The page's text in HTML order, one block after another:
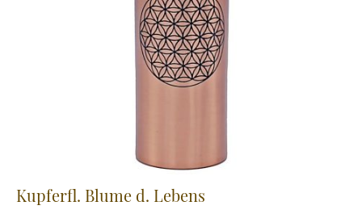
Kupferfl. Blume d. Lebens